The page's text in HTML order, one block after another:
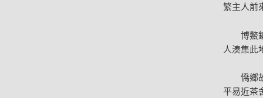
繁主人前
博鰲
人湊集此
僑鄉
平易近茶